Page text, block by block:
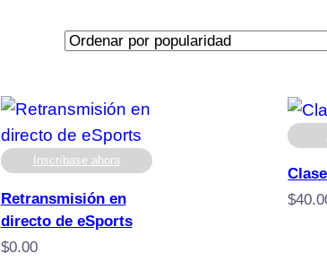
Inscríbase ahora
Retransmisión en
directo de eSports
$0.00
$